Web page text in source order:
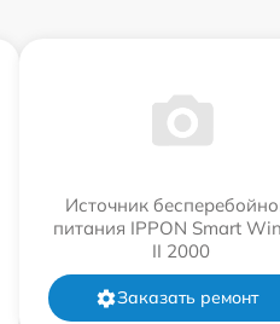
Источник
питания IPPON Smart
II 2000
Заказать ремонт